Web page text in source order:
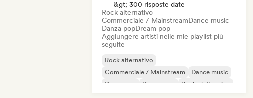
&gt; 300 risposte date
Rock alternativo
Commerciale / MainstreamDance music
Danza popDream pop
Aggiungere artisti nelle mie playlist più
seguite
Rock alternativo
Commerciale / Mainstream
Dance music
Danza pop
Dream pop
Rock elettronico